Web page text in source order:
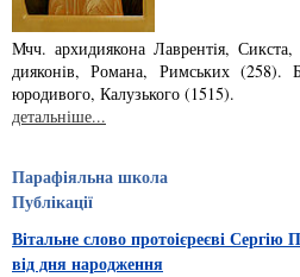
Мчч. архидиякона Лаврентiя,
дияконiв, Ро­­мана, Римських (258).
юродивого, Калузького (1515).
детальніше...
Парафіяльна школа
Публікації
Вітальне слово протоієреєві Сергію
від дня народження